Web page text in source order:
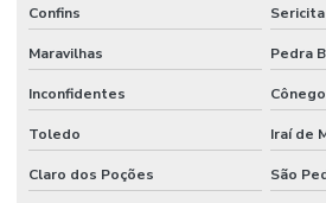
Confins Sericita
Maravilhas Pedra
Inconfidentes
Toledo Iraí de
Claro dos Poções São